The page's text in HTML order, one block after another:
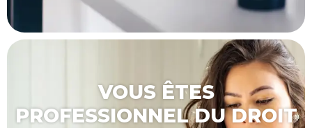
VOUS ÊTES
PROFESSIONNEL DU DROIT